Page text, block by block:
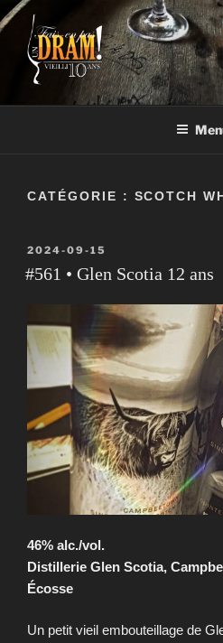
Aller
au
contenu
FAIS-EN PAS
Un vrai blogue de péteux
CATÉGORIE : SCOTCH
PUBLIÉ
LE
2024-09-15
#561 • Glen Scotia 12 ans
46% alc./vol.
Distillerie Glen Scotia,
Écosse
Un petit vieil embouteillage de